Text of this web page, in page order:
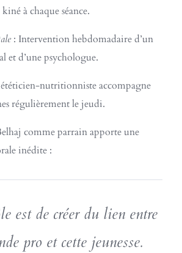
à chaque séance.
: Intervention hebdomadaire d’un
et d’une psychologue.
nutritionniste accompagne
régulièrement le jeudi.
comme parrain apporte une
inédite :
est de créer du lien entre
pro et cette jeunesse.